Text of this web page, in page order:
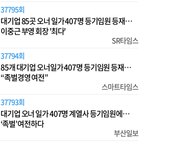
37795회
대기업 85곳 오너 일가 407명 등기임원 등재…
이중근 부영 회장 '최다'
SR타임스
37794회
85개 대기업 오너일가 407명 등기임원 등재…
“족벌경영 여전”
스마트타임스
37793회
대기업 오너 일가 407명 계열사 등기임원에…
‘족벌’ 여전하다
부산일보